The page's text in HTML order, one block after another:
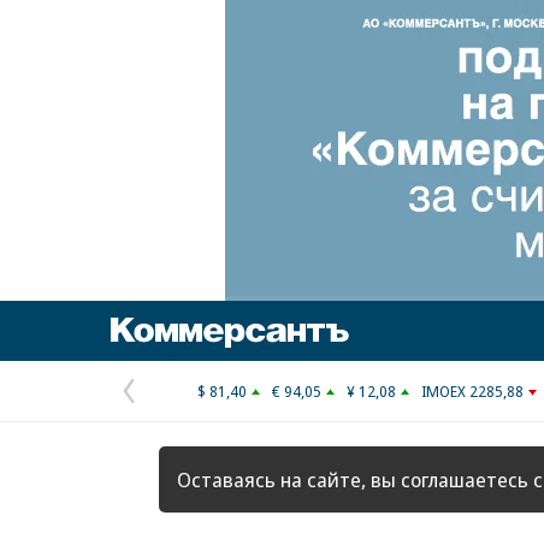
Предыдущая
страница
$ 81,40 € 94,05 ¥ 12,08 IMOEX 2285,88
Оставаясь на сайте, вы соглашаетесь с